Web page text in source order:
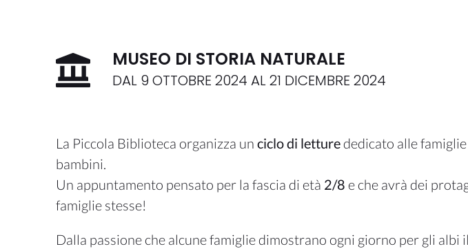
MUSEO DI STORIA NATURALE
DAL 9 OTTOBRE 2024 AL21 DICEMBRE 2024
La Piccola Biblioteca organizza un ciclo di letturededicato alle
bambini.
Un appuntamento pensato per la fascia di età 2/8 e che avrà dei
famiglie stesse!
Dalla passione che alcune famiglie dimostrano ogni giorno per gli albi